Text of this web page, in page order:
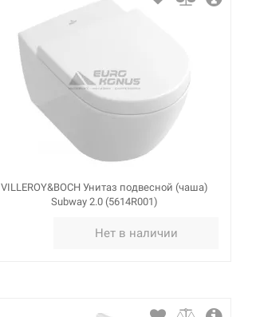
VILLEROY&BOCH Унитаз подвесной (чаша)
Subway 2.0 (5614R001)
Нет в наличии